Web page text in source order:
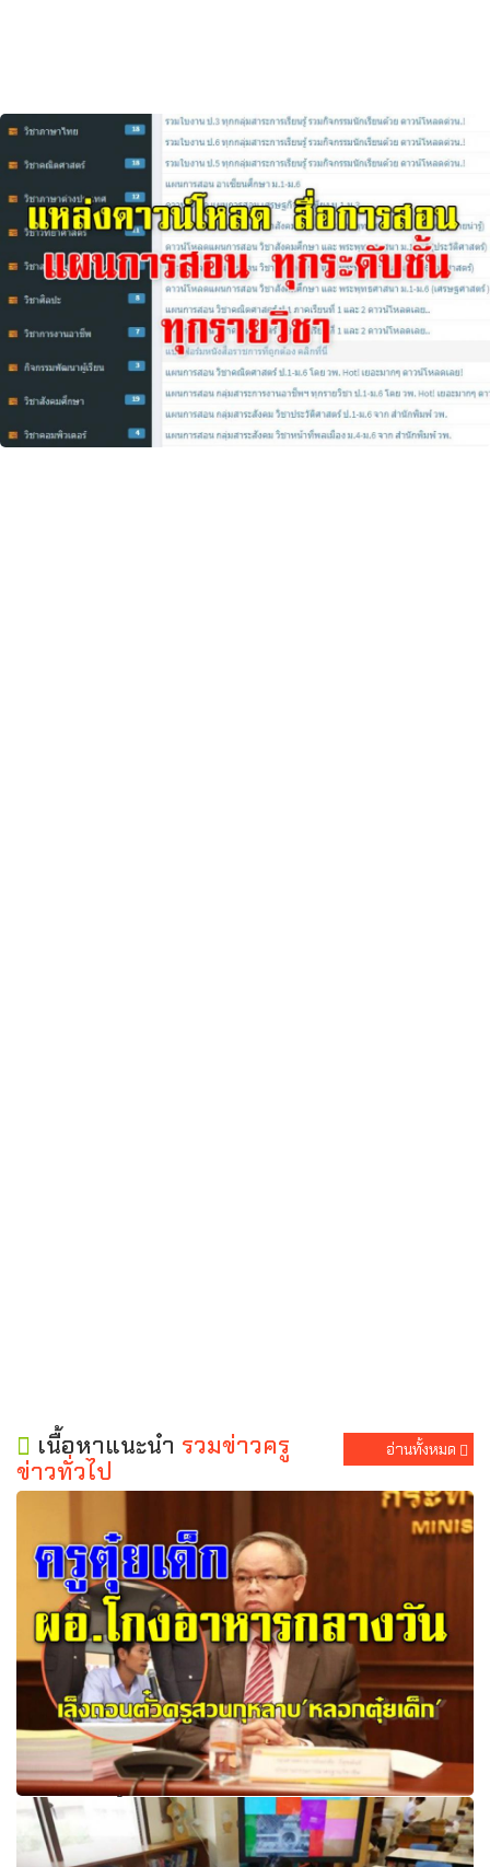
เนื้อหาแนะนำ รวมข่าวครู
ข่าวทั่วไป
อ่านทั้งหมด
กมว.เล็งถอนตั๋วครูสวนกุหลาบตุ๋ยเด็ก-พักใบอนุญาต ผอ.โกง
อาหารกลางวัน